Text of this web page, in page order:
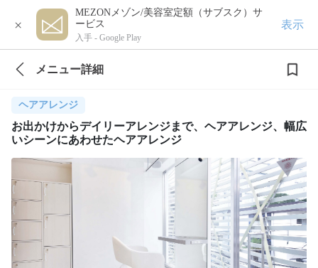
×
MEZONメゾン/美容室定額（サブスク）サ
ービス
入手 - Google Play
表示
メニュー詳細
ヘアアレンジ
お出かけからデイリーアレンジまで、ヘアアレンジ、幅広
いシーンにあわせたヘアアレンジ